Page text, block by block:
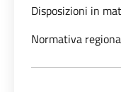
Disposizioni in
Normativa